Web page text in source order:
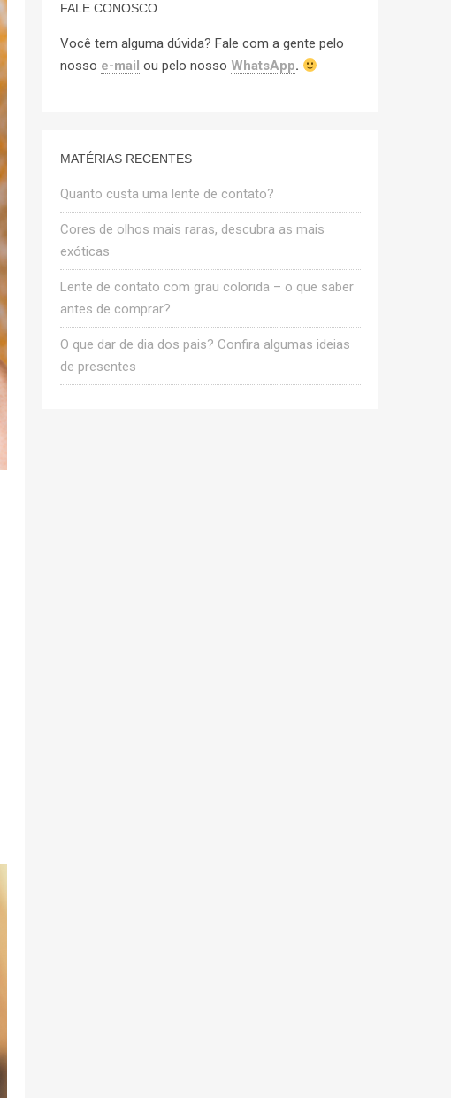
FALE CONOSCO
Você tem alguma dúvida? Fale com a gente pelo
nosso e-mail ou pelo nosso WhatsApp.
MATÉRIAS RECENTES
Quanto custa uma lente de contato?
Cores de olhos mais raras, descubra as mais
exóticas
Lente de contato com grau colorida – o que saber
antes de comprar?
O que dar de dia dos pais? Confira algumas ideias
de presentes